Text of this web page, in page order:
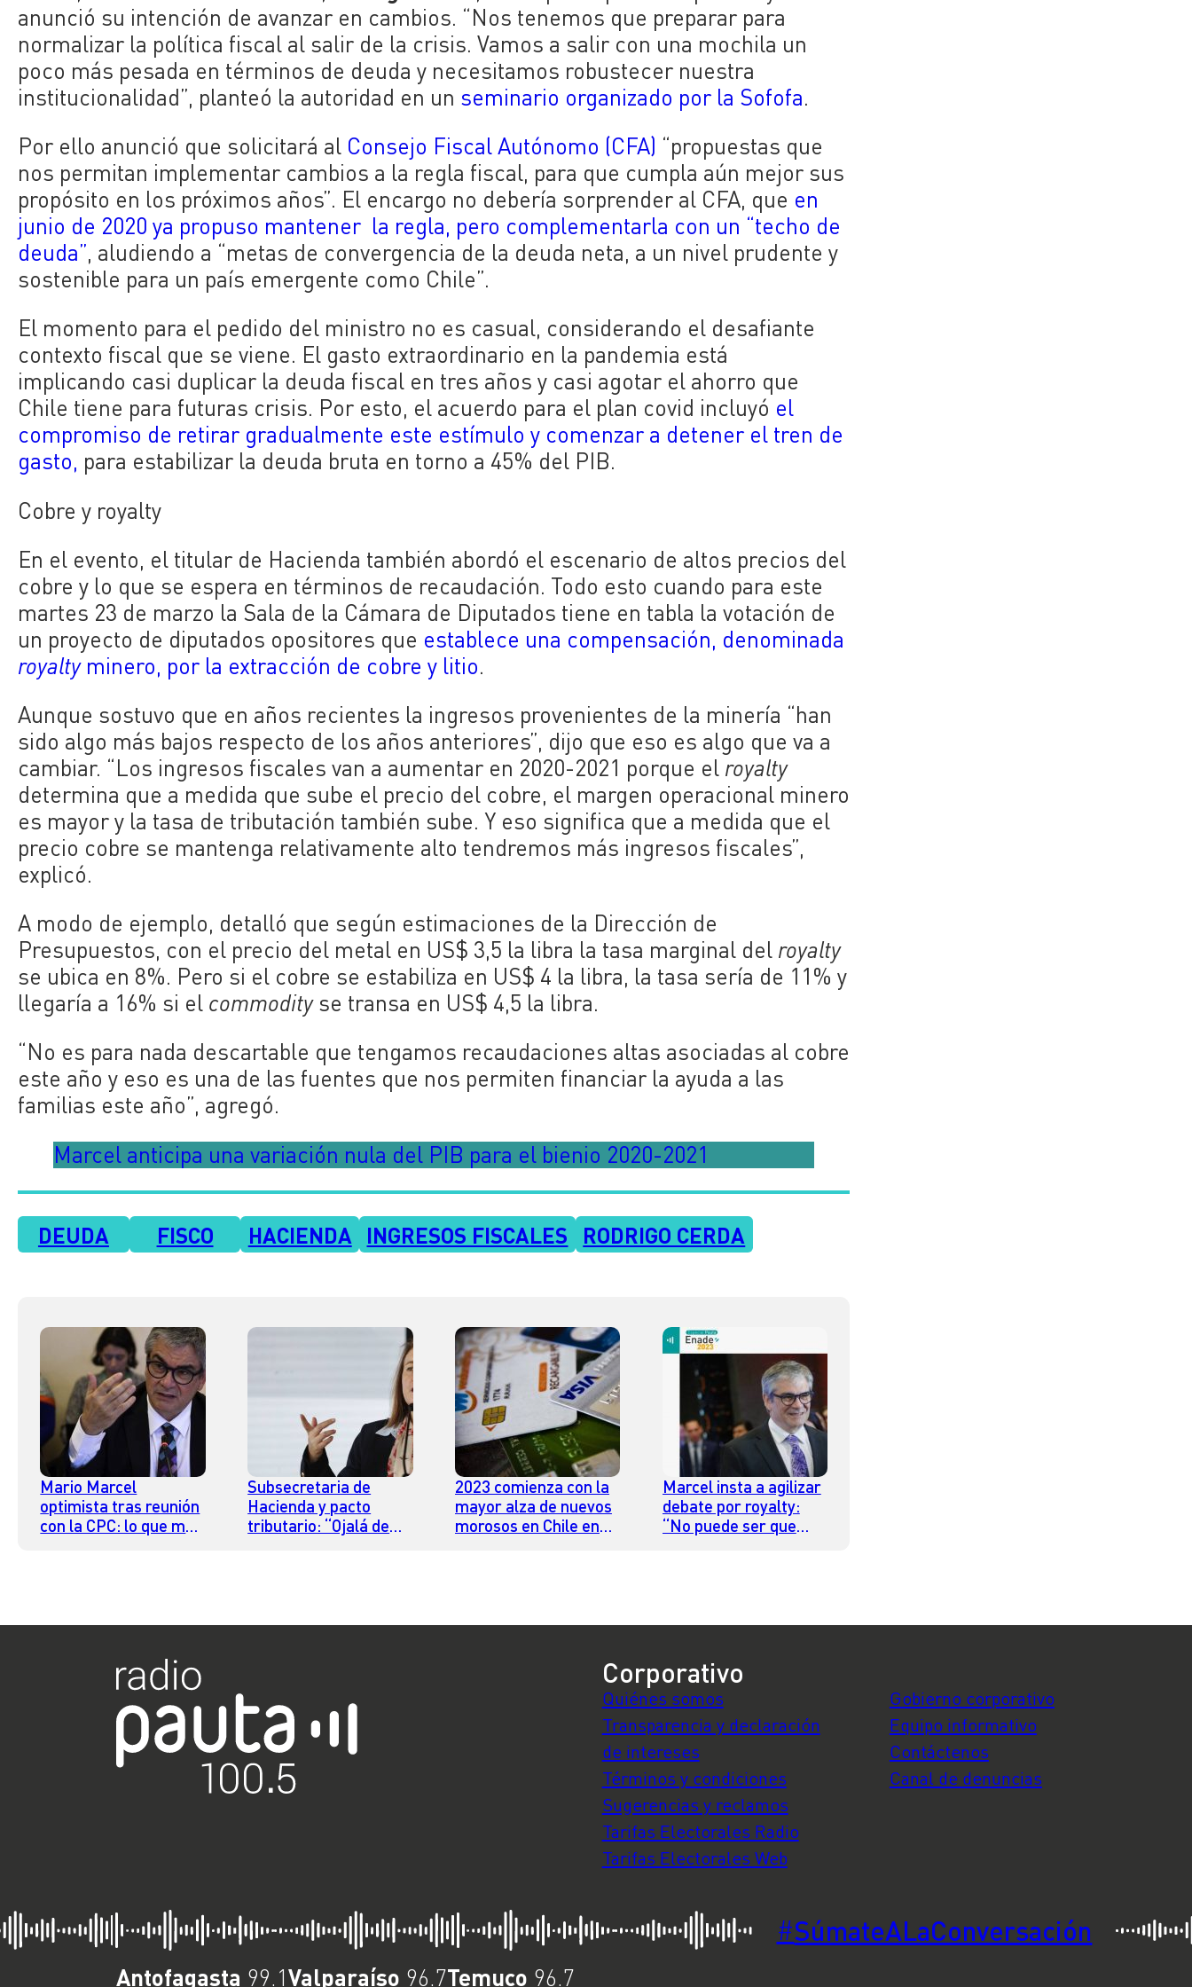
anunció su intención de avanzar en cambios. “Nos tenemos que preparar para
normalizar la política fiscal al salir de la crisis. Vamos a salir con una mochila un
poco más pesada en términos de deuda y necesitamos robustecer nuestra
institucionalidad”, planteó la autoridad en un seminario organizado por la Sofofa.
Por ello anunció que solicitará al Consejo Fiscal Autónomo (CFA) “propuestas que
nos permitan implementar cambios a la regla fiscal, para que cumpla aún mejor sus
propósito en los próximos años”. El encargo no debería sorprender al CFA, que en
junio de 2020 ya propuso mantener la regla, pero complementarla con un “techo de
deuda”, aludiendo a “metas de convergencia de la deuda neta, a un nivel prudente y
sostenible para un país emergente como Chile”.
El momento para el pedido del ministro no es casual, considerando el desafiante
contexto fiscal que se viene. El gasto extraordinario en la pandemia está
implicando casi duplicar la deuda fiscal en tres años y casi agotar el ahorro que
Chile tiene para futuras crisis. Por esto, el acuerdo para el plan covid incluyó el
compromiso de retirar gradualmente este estímulo y comenzar a detener el tren de
gasto, para estabilizar la deuda bruta en torno a 45% del PIB.
Cobre y royalty
En el evento, el titular de Hacienda también abordó el escenario de altos precios del
cobre y lo que se espera en términos de recaudación. Todo esto cuando para este
martes 23 de marzo la Sala de la Cámara de Diputados tiene en tabla la votación de
un proyecto de diputados opositores que establece una compensación, denominada
royaltyminero, por la extracción de cobre y litio.
Aunque sostuvo que en años recientes la ingresos provenientes de la minería “han
sido algo más bajos respecto de los años anteriores”, dijo que eso es algo que va a
cambiar. “Los ingresos fiscales van a aumentar en 2020-2021 porque el royalty
determina que a medida que sube el precio del cobre, el margen operacional minero
es mayor y la tasa de tributación también sube. Y eso significa que a medida que el
precio cobre se mantenga relativamente alto tendremos más ingresos fiscales”,
explicó.
A modo de ejemplo, detalló que según estimaciones de la Dirección de
Presupuestos, con el precio del metal en US$ 3,5 la libra la tasa marginal del royalty
se ubica en 8%. Pero si el cobre se estabiliza en US$ 4 la libra, la tasa sería de 11% y
llegaría a 16% si el commodityse transa en US$ 4,5 la libra.
“No es para nada descartable que tengamos recaudaciones altas asociadas al cobre
este año y eso es una de las fuentes que nos permiten financiar la ayuda a las
familias este año”, agregó.
Marcel anticipa una variación nula del PIB para el bienio 2020-2021
DEUDA FISCO HACIENDA INGRESOS FISCALES RODRIGO CERDA
Mario Marcel
optimista tras reunión
con la CPC: lo que más
Subsecretaria de
Hacienda y pacto
tributario: “Ojalá de
en el Congreso”
2023 comienza con la
mayor alza de nuevos
morosos en Chile en
Marcel insta a agilizar
debate por royalty:
“No puede ser que
Corporativo
Quiénes somos
Transparencia y declaración
de intereses
Términos y condiciones
Sugerencias y reclamos
Tarifas Electorales Radio
Tarifas Electorales Web
Gobierno corporativo
Equipo informativo
Contáctenos
Canal de denuncias
#SúmateALaConversación
Antofagasta 99.1Valparaíso 96.7Temuco 96.7